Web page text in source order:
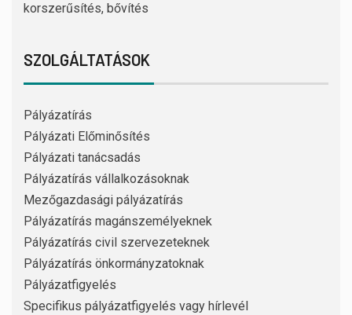
korszerűsítés, bővítés
SZOLGÁLTATÁSOK
Pályázatírás
Pályázati Előminősítés
Pályázati tanácsadás
Pályázatírás vállalkozásoknak
Mezőgazdasági pályázatírás
Pályázatírás magánszemélyeknek
Pályázatírás civil szervezeteknek
Pályázatírás önkormányzatoknak
Pályázatfigyelés
Specifikus pályázatfigyelés vagy hírlevél